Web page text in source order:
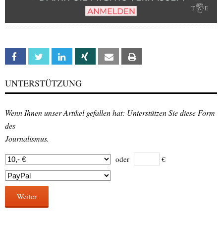
Facebook Twitter Linkedin Xing Email
UNTERSTÜTZUNG
Wenn Ihnen unser Artikel gefallen hat: Unterstützen Sie diese Form
des
Journalismus.
oder €
Weiter